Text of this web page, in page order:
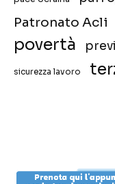
Patronato Acli
povertà
sicurezza lavoro